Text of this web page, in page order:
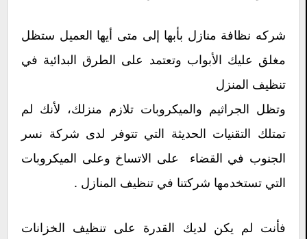
شركه نظافة منازل بأبها إلى متى أيها العميل ستظل
مغلق عليك الأبواب وتعتمد على الطرق البدائية في
تنظيف المنزل
وتظل الجراثيم والميكروبات تلازم منزلك، لأنك لم
تمتلك التقنيات الحديثة التي تتوفر لدى شركة نسر
الجنوب في القضاء على الاتساخ وعلى الميكروبات
التي تستخدمها شركتنا في تنظيف المنازل .
فأنت لم يكن لديك القدرة على تنظيف الخزانات